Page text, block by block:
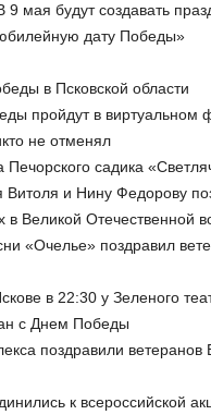
мая будут создавать
дату Победы»
в Псковской области
пройдут в виртуальном
не отменял
садика
Витоля и Нину Федорову
Великой Отечественной
«Очелье» поздравил
в 22:30 у Зеленого
с Днем Победы
поздравили
к всероссийской